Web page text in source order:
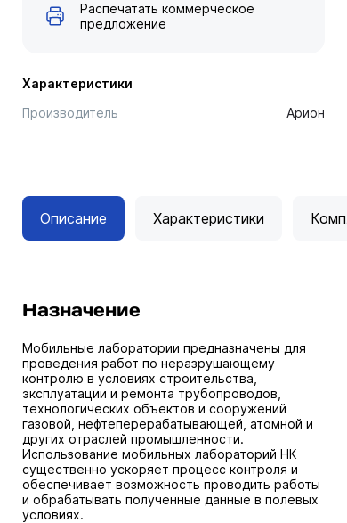
Характеристики
Производитель
Арион
Распечатать коммерческое
предложение
Описание Характеристики
Назначение
Мобильные лаборатории предназначены для
проведения работ по неразрушающему
контролю в условиях строительства,
эксплуатации и ремонта трубопроводов,
технологических объектов и сооружений
газовой, нефтеперерабатывающей, атомной и
других отраслей промышленности.
Использование мобильных лабораторий НК
существенно ускоряет процесс контроля и
обеспечивает возможность проводить работы
и обрабатывать полученные данные в полевых
условиях.